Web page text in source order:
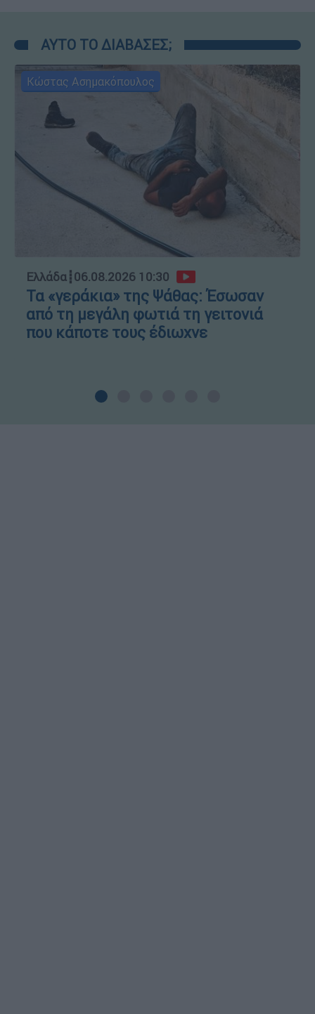
ΑΥΤΟ ΤΟ ΔΙΑΒΑΣΕΣ;
Κώστας Ασημακόπουλος
Ελλάδα┋06.08.2026 10:30
Τα «γεράκια» της Ψάθας: Έσωσαν
από τη μεγάλη φωτιά τη γειτονιά
που κάποτε τους έδιωχνε